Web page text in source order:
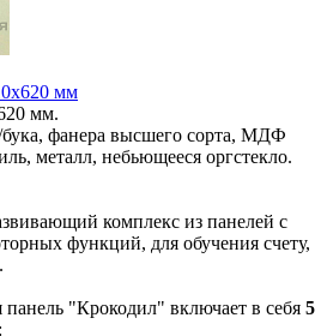
мм
мм.
бука, фанера высшего сорта, МДФ
металл, небьющееся оргстекло.
комплекс из панелей с
функций, для обучения счету,
"Крокодил" включает в себя 5
: